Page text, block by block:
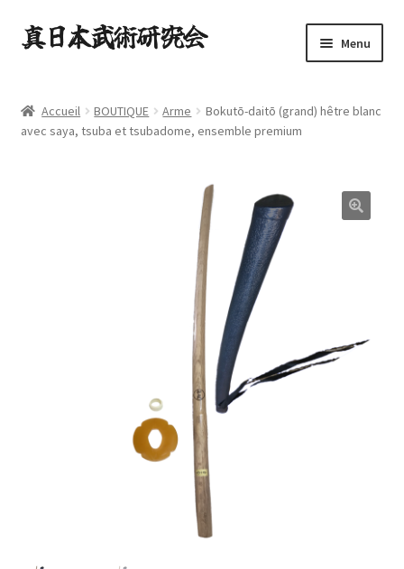
Aller
à
navigation
Aller
au
Menu
ARTS ENSEIGNÉS
enfant
Ouvrir
enfant
le
Accueil BOUTIQUE Arme
Bokutō-daitō (grand) hêtre blanc
avec saya, tsuba et tsubadome, ensemble premium